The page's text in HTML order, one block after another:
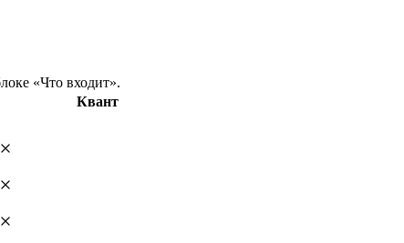
«Что входит».
Квант